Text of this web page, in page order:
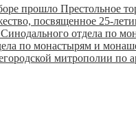
посвященное 25-
по монастырям и